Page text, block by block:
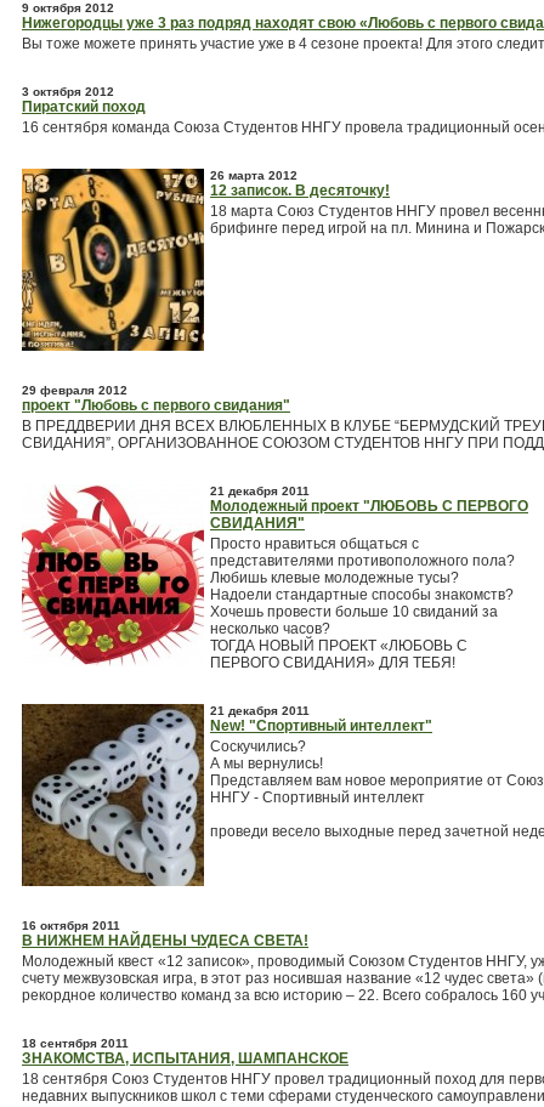
9 октября 2012
Нижегородцы уже 3 раз подряд находят свою «Любовь с первого
Вы тоже можете принять участие уже в 4 сезоне проекта! Для этого
3 октября 2012
Пиратский поход
16 сентября команда Союза Студентов ННГУ провела традиционный
26 марта 2012
12 записок. В десяточку!
18 марта Союз Студентов ННГУ провел
брифинге перед игрой на пл. Минина и
29 февраля 2012
проект "Любовь с первого свидания"
В ПРЕДДВЕРИИ ДНЯ ВСЕХ ВЛЮБЛЕННЫХ В КЛУБЕ “БЕРМУДСКИЙ
СВИДАНИЯ”, ОРГАНИЗОВАННОЕ СОЮЗОМ СТУДЕНТОВ ННГУ ПРИ
21 декабря 2011
Молодежный проект "ЛЮБОВЬ С ПЕРВОГО
СВИДАНИЯ"
Просто нравиться общаться с
представителями противоположного пола?
Любишь клевые молодежные тусы?
Надоели стандартные способы знакомств?
Хочешь провести больше 10 свиданий за
несколько часов?
ТОГДА НОВЫЙ ПРОЕКТ «ЛЮБОВЬ С
ПЕРВОГО СВИДАНИЯ» ДЛЯ ТЕБЯ!
21 декабря 2011
New! "Спортивный интеллект"
Соскучились?
А мы вернулись!
Представляем вам новое мероприятие от
ННГУ - Спортивный интеллект
проведи весело выходные перед зачетной
16 октября 2011
В НИЖНЕМ НАЙДЕНЫ ЧУДЕСА СВЕТА!
Молодежный квест «12 записок», проводимый Союзом Студентов ННГУ,
счету межвузовская игра, в этот раз носившая название «12 чудес
рекордное количество команд за всю историю – 22. Всего собралось
18 сентября 2011
ЗНАКОМСТВА, ИСПЫТАНИЯ, ШАМПАНСКОЕ
18 сентября Союз Студентов ННГУ провел традиционный поход для
недавних выпускников школ с теми сферами студенческого